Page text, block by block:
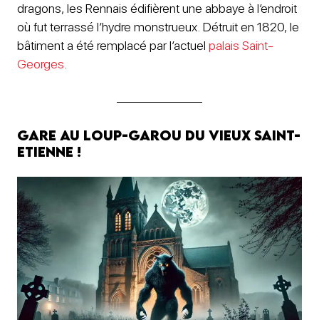
dragons, les Rennais édifièrent une abbaye à l’endroit
où fut terrassé l’hydre monstrueux. Détruit en 1820, le
bâtiment a été remplacé par l’actuel palais Saint-
Georges
Gare au loup-garou du Vieux Saint-
Etienne !